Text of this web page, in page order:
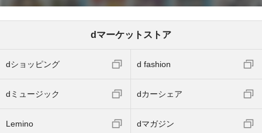
dマーケットストア
dショッピング d fashion
dミュージック dカーシェア
Lemino dマガジン